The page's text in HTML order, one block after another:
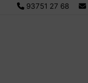
93751 27 68